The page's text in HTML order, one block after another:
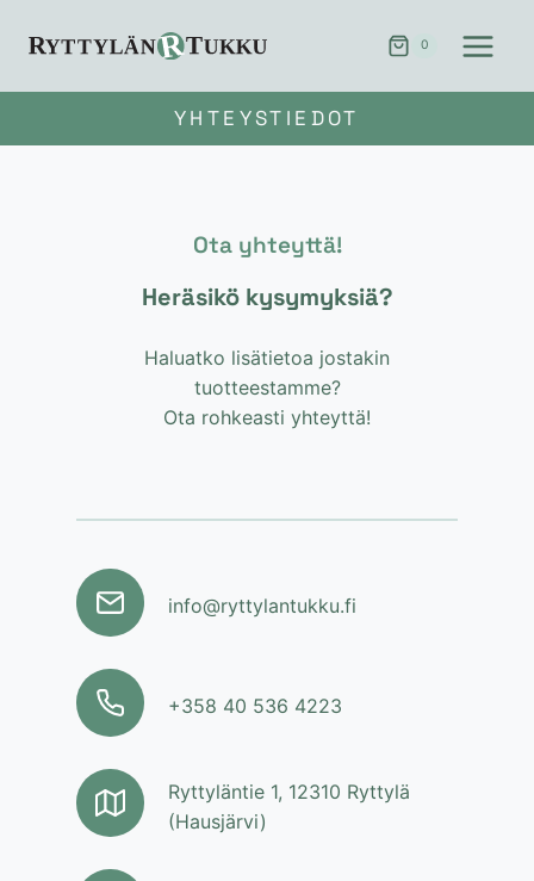
sisältöön
0
YHTEYSTIEDOT
Ota yhteyttä!
Heräsikö kysymyksiä?
Haluatko lisätietoa jostakin
tuotteestamme?
Ota rohkeasti yhteyttä!
info@ryttylantukku.fi
+358 40 536 4223
Ryttyläntie 1, 12310 Ryttylä
(Hausjärvi)